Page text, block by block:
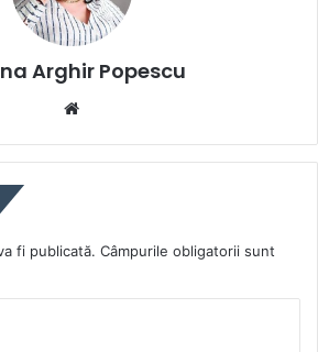
Arghir Popescu
fi publicată. Câmpurile obligatorii sunt